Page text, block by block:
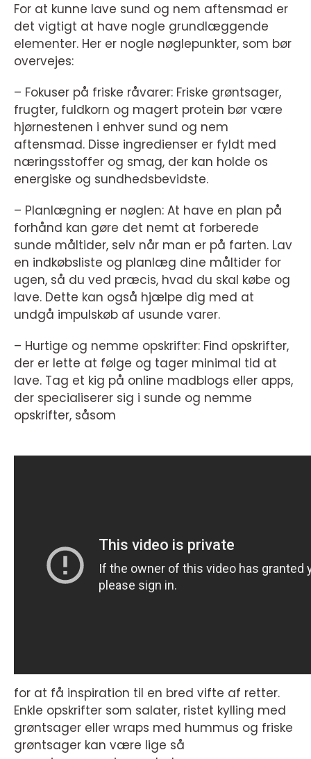
For at kunne lave sund og nem aftensmad er
det vigtigt at have nogle grundlæggende
elementer. Her er nogle nøglepunkter, som bør
overvejes:
– Fokuser på friske råvarer: Friske grøntsager,
frugter, fuldkorn og magert protein bør være
hjørnestenen i enhver sund og nem
aftensmad. Disse ingredienser er fyldt med
næringsstoffer og smag, der kan holde os
energiske og sundhedsbevidste.
– Planlægning er nøglen: At have en plan på
forhånd kan gøre det nemt at forberede
sunde måltider, selv når man er på farten. Lav
en indkøbsliste og planlæg dine måltider for
ugen, så du ved præcis, hvad du skal købe og
lave. Dette kan også hjælpe dig med at
undgå impulskøb af usunde varer.
– Hurtige og nemme opskrifter: Find opskrifter,
der er lette at følge og tager minimal tid at
lave. Tag et kig på online madblogs eller apps,
der specialiserer sig i sunde og nemme
opskrifter, såsom
for at få inspiration til en bred vifte af retter.
Enkle opskrifter som salater, ristet kylling med
grøntsager eller wraps med hummus og friske
grøntsager kan være lige så